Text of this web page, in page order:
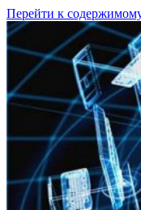
Перейти к